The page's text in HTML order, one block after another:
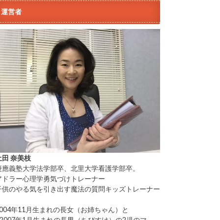
運営者
田 奈美枝
應義塾大学法学部卒、北里大学看護学部卒。
ドラー心理学勇気づけトレーナー
供のやる気を引き出す魔法の質問キッズトレーナー
年11月生まれの長女（お姉ちゃん）と